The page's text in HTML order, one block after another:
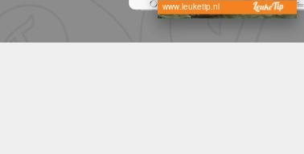
www.leuketip.nl